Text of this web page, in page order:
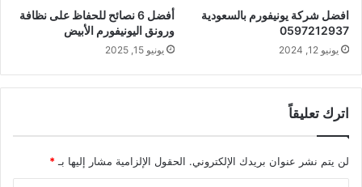
افضل شركة يونيفورم بالسعودية
0597212937
يونيو 12, 2024
أفضل 6 نصائح للحفاظ على نظافة
ورونق اليونيفورم الأبيض
يونيو 15, 2025
اترك تعليقاً
لن يتم نشر عنوان بريدك الإلكتروني. الحقول الإلزامية مشار إليها بـ*